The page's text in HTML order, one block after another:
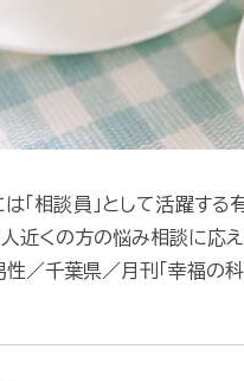
「相談員」として活躍す
近くの方の悩み相談に応
性／千葉県／月刊「幸福の